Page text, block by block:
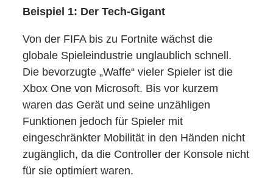
Beispiel 1: Der Tech-Gigant
Von der FIFA bis zu Fortnite wächst die
globale Spieleindustrie unglaublich schnell.
Die bevorzugte „Waffe“ vieler Spieler ist die
Xbox One von Microsoft. Bis vor kurzem
waren das Gerät und seine unzähligen
Funktionen jedoch für Spieler mit
eingeschränkter Mobilität in den Händen nicht
zugänglich, da die Controller der Konsole nicht
für sie optimiert waren.